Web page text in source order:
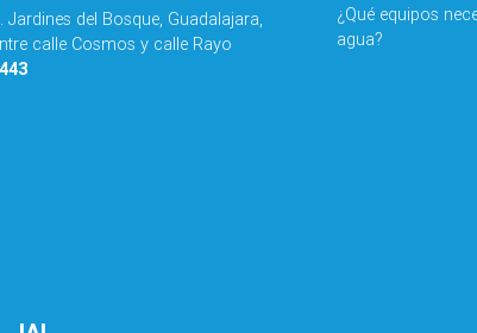
del Bosque, Guadalajara,
calle Cosmos y calle Rayo
¿Qué equipos
agua?